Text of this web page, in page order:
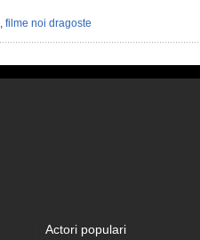
, filme noi dragoste
Actori populari